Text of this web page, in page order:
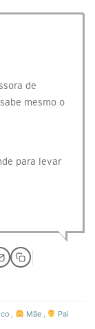
de
mesmo o
para levar
, Mãe, Pai